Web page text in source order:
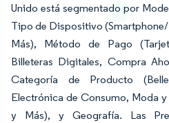
Unido está segmentado por
Tipo de Dispositivo
Más), Método de Pago
Billeteras Digitales, Compra
Categoría de Producto
Electrónica de Consumo, Moda
y Más), y Geografía. Las